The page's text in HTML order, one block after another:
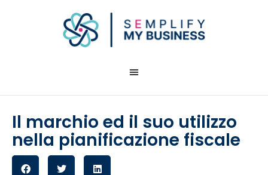
Il marchio ed il suo utilizzo
nella pianificazione fiscale